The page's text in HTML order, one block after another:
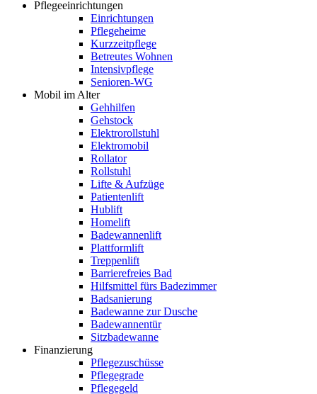
Pflegeeinrichtungen
Einrichtungen
Pflegeheime
Kurzzeitpflege
Betreutes Wohnen
Intensivpflege
Senioren-WG
Mobil im Alter
Gehhilfen
Gehstock
Elektrorollstuhl
Elektromobil
Rollator
Rollstuhl
Lifte & Aufzüge
Patientenlift
Hublift
Homelift
Badewannenlift
Plattformlift
Treppenlift
Barrierefreies Bad
Hilfsmittel fürs Badezimmer
Badsanierung
Badewanne zur Dusche
Badewannentür
Sitzbadewanne
Finanzierung
Pflegezuschüsse
Pflegegrade
Pflegegeld